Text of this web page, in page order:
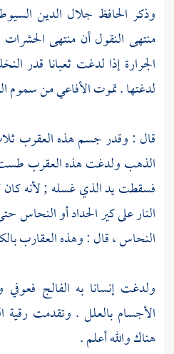
وذكر الحافظ جلال الدين
منتهى النقول أن منتهى
الجرارة إذا لدغت ثعبانا قدر
لدغتها . تموت الأفاعي من سموم
قال : وقدر جسم هذه العقرب
الذهب ولدغت هذه العقرب
فسقطت يد الذي غسله ; لأنه كان
النار على كير الحداد أو
النحاس ، قال : وهذه العقارب
ولدغت إنسانا به الفالج
الأجسام بالعلل . وتقدمت
هناك والله أعلم .